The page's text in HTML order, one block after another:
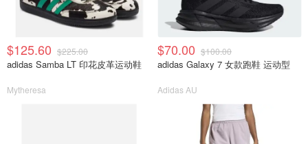
$125.60 $225.00
adidas Samba LT 印花皮革运动鞋
Mytheresa
$70.00 $100.00
adidas Galaxy 7 女款跑鞋 运动型
Adidas AU